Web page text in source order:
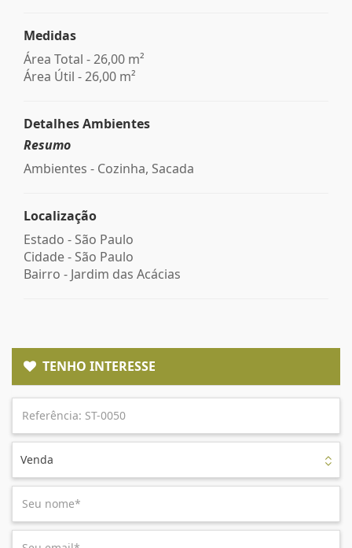
Medidas
Área Total - 26,00 m²
Área Útil - 26,00 m²
Detalhes Ambientes
Resumo
Ambientes - Cozinha, Sacada
Localização
Estado - São Paulo
Cidade - São Paulo
Bairro - Jardim das Acácias
TENHO INTERESSE
Venda